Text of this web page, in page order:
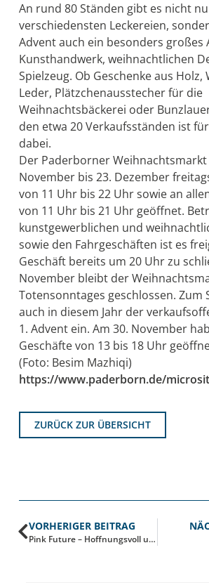
An rund 80 Ständen gibt es nicht
verschiedensten Leckereien,
Advent auch ein besonders großes
Kunsthandwerk, weihnachtlichen
Spielzeug. Ob Geschenke aus Holz,
Leder, Plätzchenausstecher für die
Weihnachtsbäckerei oder
den etwa 20 Verkaufsständen ist
dabei.
Der Paderborner Weihnachtsmarkt
November bis 23. Dezember
von 11 Uhr bis 22 Uhr sowie an
von 11 Uhr bis 21 Uhr geöffnet.
kunstgewerblichen und
sowie den Fahrgeschäften ist es
Geschäft bereits um 20 Uhr zu
November bleibt der
Totensonntages geschlossen. Zum
auch in diesem Jahr der
1. Advent ein. Am 30. November
Geschäfte von 13 bis 18 Uhr
(Foto: Besim Mazhiqi)
https://www.paderborn.de/
ZURÜCK ZUR ÜBERSICHT
VORHERIGER BEITRAG
Pink Future – Hoffnungsvoll und utopisch!